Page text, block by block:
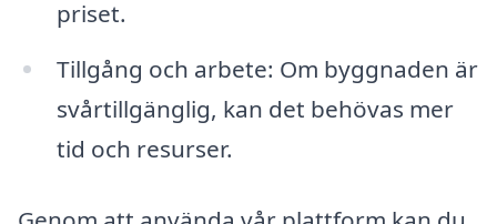
priset.
Tillgång och arbete: Om byggnaden är
svårtillgänglig, kan det behövas mer
tid och resurser.